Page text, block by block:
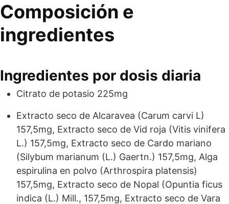
Composición e
ingredientes
Ingredientes por dosis diaria
Citrato de potasio 225mg
Extracto seco de Alcaravea (Carum carvi L)
157,5mg, Extracto seco de Vid roja (Vitis vinifera
L.) 157,5mg, Extracto seco de Cardo mariano
(Silybum marianum (L.) Gaertn.) 157,5mg, Alga
espirulina en polvo (Arthrospira platensis)
157,5mg, Extracto seco de Nopal (Opuntia ficus
indica (L.) Mill., 157,5mg, Extracto seco de Vara